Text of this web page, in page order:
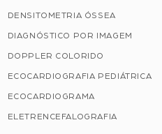
DENSITOMETRIA ÓSSEA
DIAGNÓSTICO POR IMAGEM
DOPPLER COLORIDO
ECOCARDIOGRAFIA PEDIÁTRICA
ECOCARDIOGRAMA
ELETRENCEFALOGRAFIA